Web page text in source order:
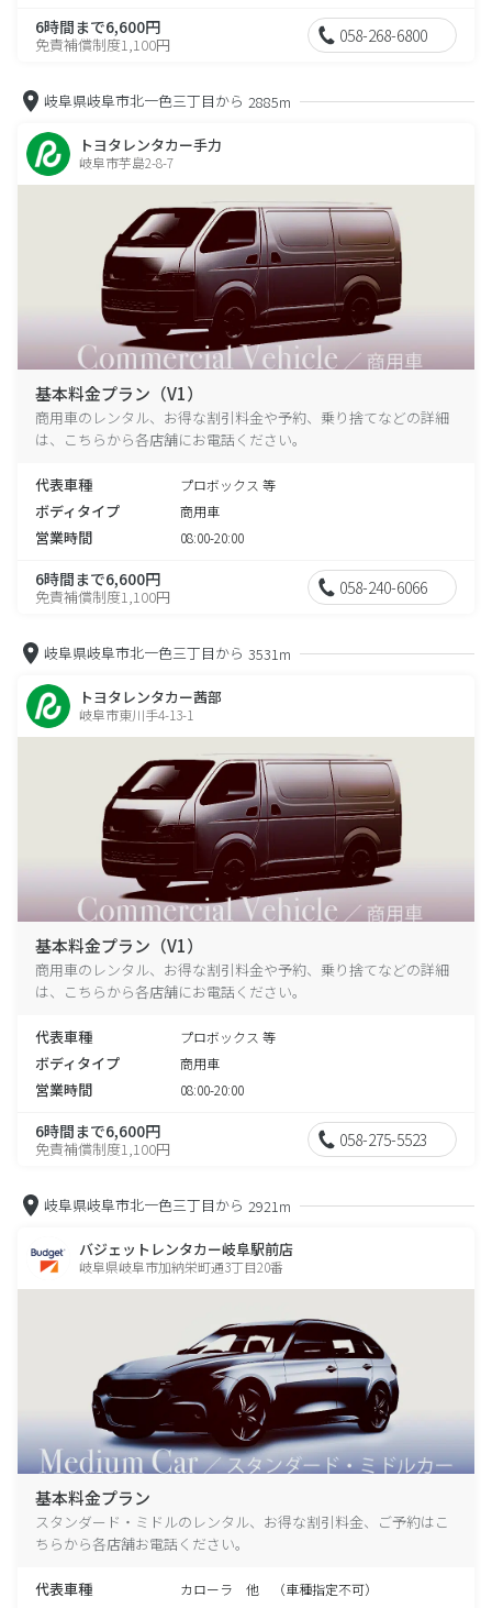
6時間まで6,600円
免責補償制度1,100円 058-268-6800
岐阜県岐阜市北一色三丁目から 2885m
トヨタレンタカー手力
岐阜市芋島2-8-7
基本料金プラン（V1）
商用車のレンタル、お得な割引料金や予約、乗り捨てなどの詳細
は、こちらから各店舗にお電話ください。
代表車種 プロボックス 等
ボディタイプ 商用車
営業時間 08:00-20:00
6時間まで6,600円
免責補償制度1,100円 058-240-6066
岐阜県岐阜市北一色三丁目から 3531m
トヨタレンタカー茜部
岐阜市東川手4-13-1
基本料金プラン（V1）
商用車のレンタル、お得な割引料金や予約、乗り捨てなどの詳細
は、こちらから各店舗にお電話ください。
代表車種 プロボックス 等
ボディタイプ 商用車
営業時間 08:00-20:00
6時間まで6,600円
免責補償制度1,100円 058-275-5523
岐阜県岐阜市北一色三丁目から 2921m
バジェットレンタカー岐阜駅前店
岐阜県岐阜市加納栄町通3丁目20番
基本料金プラン
スタンダード・ミドルのレンタル、お得な割引料金、ご予約はこ
ちらから各店舗お電話ください。
代表車種 カローラ 他 （車種指定不可）